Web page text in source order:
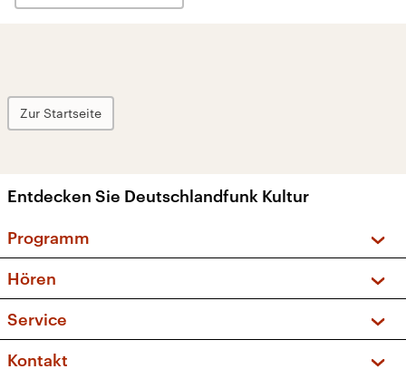
Zur Startseite
Entdecken Sie Deutschlandfunk Kultur
Programm
Sendungen und Podcasts
Musikliste
Kakadu – Das Kinderprogramm
Hören
Frequenzen (UKW + DAB+)
Service
FAQ
Kontakt